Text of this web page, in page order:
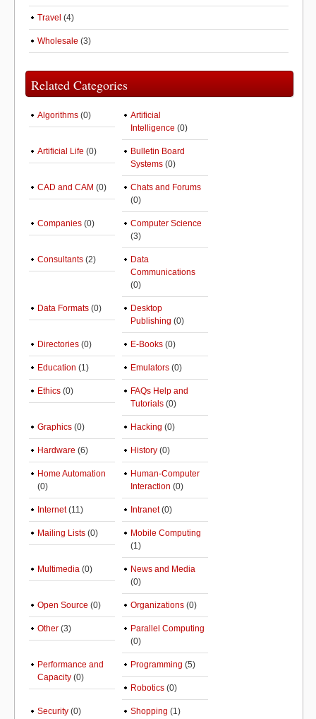
Travel (4)
Wholesale (3)
Related Categories
Algorithms (0)
Artificial
Intelligence (0)
Artificial Life (0)
Bulletin Board
Systems (0)
CAD and CAM (0)
Chats and Forums
(0)
Companies (0)
Computer Science
(3)
Consultants (2)
Data
Communications
(0)
Data Formats (0)
Desktop
Publishing (0)
Directories (0) E-Books (0)
Education (1) Emulators (0)
Ethics (0)
FAQs Help and
Tutorials (0)
Graphics (0) Hacking (0)
Hardware (6) History (0)
Home Automation
(0)
Human-Computer
Interaction (0)
Internet(11) Intranet(0)
Mailing Lists (0)
Mobile Computing
(1)
Multimedia (0)
News and Media
(0)
Open Source (0) Organizations (0)
Other (3)
Parallel Computing
(0)
Performance and
Capacity (0)
Programming (5)
Robotics (0)
Security (0) Shopping (1)